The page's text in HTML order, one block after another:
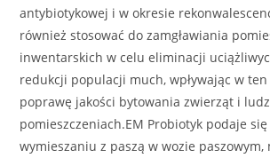
antybiotykowej i w okresie
również stosować do zamgławiania
inwentarskich w celu eliminacji
redukcji populacji much, wpływając w
poprawę jakości bytowania zwierząt i
pomieszczeniach.EM Probiotyk podaje
wymieszaniu z paszą w wozie paszowym,